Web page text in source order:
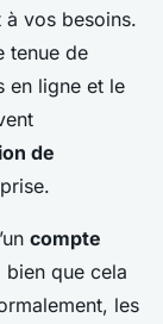
à vos besoins.
tenue de
en ligne et le
de
compte
que cela
les